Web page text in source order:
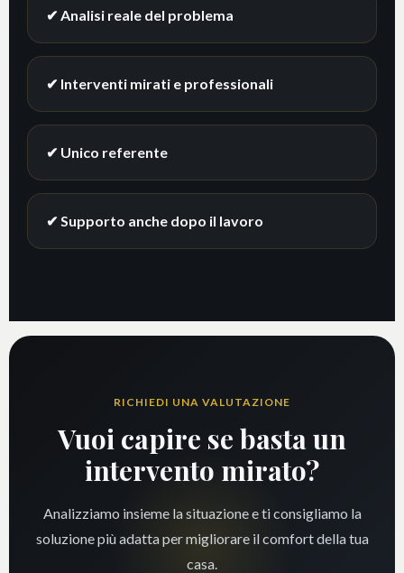
✔ Analisi reale del problema
✔ Interventi mirati e professionali
✔ Unico referente
✔ Supporto anche dopo il lavoro
RICHIEDI UNA VALUTAZIONE
Vuoi capire se basta un
intervento mirato?
Analizziamo insieme la situazione e ti consigliamo la
soluzione più adatta per migliorare il comfort della tua
casa.